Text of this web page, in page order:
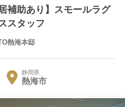
補助あり】スモールラグ
スタッフ
本邸 UMITO熱海本邸
静岡県
熱海市